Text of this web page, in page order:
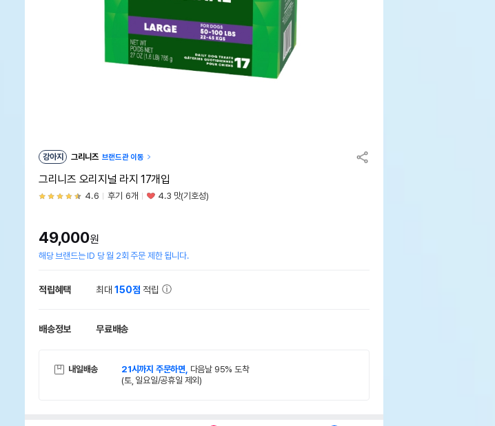
강아지 그리니즈 브랜드관 이동
그리니즈 오리지널 라지 17개입
4.6 후기 6개 4.3 맛(기호성)
49,000원
해당 브랜드는 ID 당 월 2회 주문 제한 됩니다.
적립혜택 최대150점 적립
배송정보 무료배송
내일배송 21시까지 주문하면, 다음날 95% 도착
(토, 일요일/공휴일 제외)